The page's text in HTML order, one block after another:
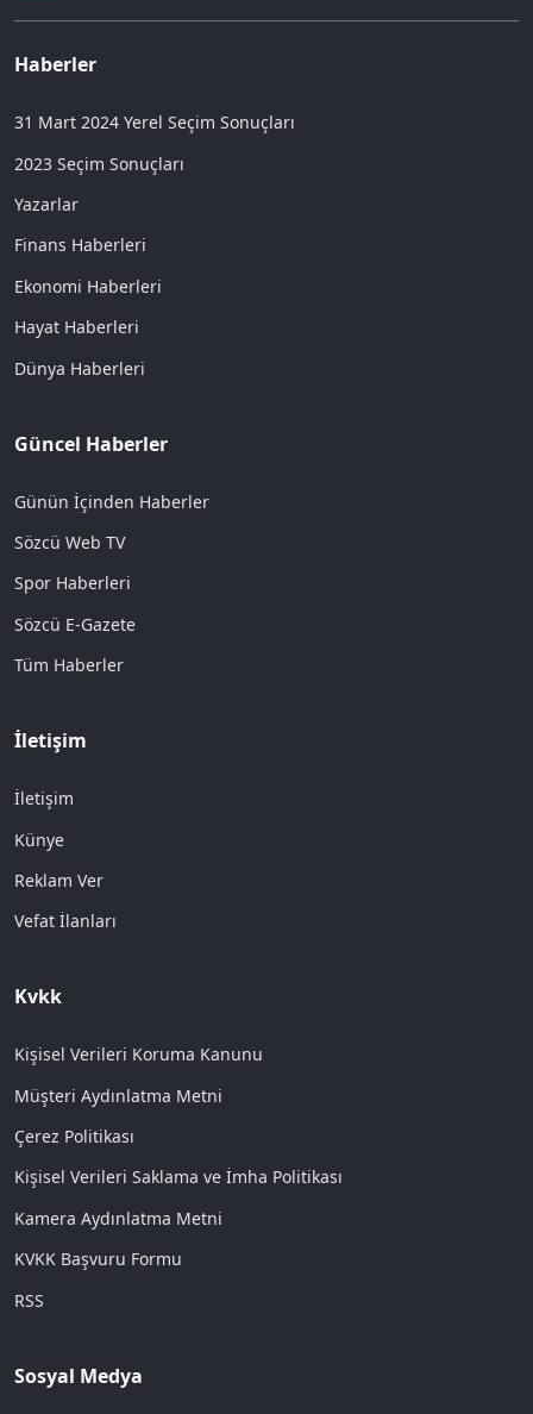
Haberler
31 Mart 2024 Yerel Seçim Sonuçları
2023 Seçim Sonuçları
Yazarlar
Finans Haberleri
Ekonomi Haberleri
Hayat Haberleri
Dünya Haberleri
Güncel Haberler
Günün İçinden Haberler
Sözcü Web TV
Spor Haberleri
Sözcü E-Gazete
Tüm Haberler
İletişim
İletişim
Künye
Reklam Ver
Vefat İlanları
Kvkk
Kişisel Verileri Koruma Kanunu
Müşteri Aydınlatma Metni
Çerez Politikası
Kişisel Verileri Saklama ve İmha Politikası
Kamera Aydınlatma Metni
KVKK Başvuru Formu
RSS
Sosyal Medya